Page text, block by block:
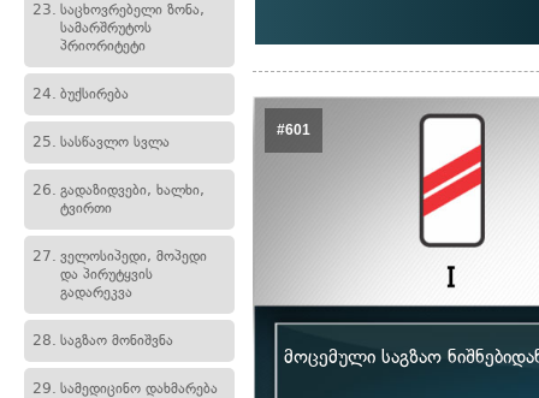
23. საცხოვრებელი ზონა,
სამარშრუტოს
პრიორიტეტი
24. ბუქსირება
25. სასწავლო სვლა
26. გადაზიდვები, ხალხი,
ტვირთი
27. ველოსიპედი, მოპედი
და პირუტყვის
გადარეკვა
28. საგზაო მონიშვნა
29. სამედიცინო დახმარება
#601
მოცემული საგზაო